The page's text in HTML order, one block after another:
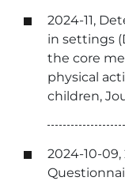
2024-11,
in settings
the core
physical
children,
2024-10-